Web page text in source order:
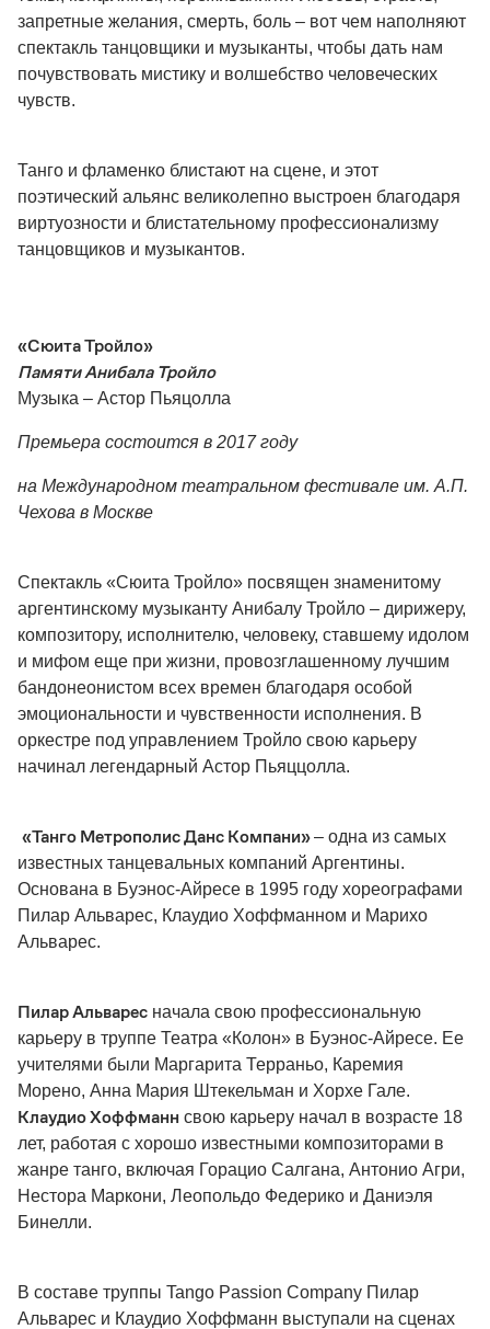
запретные желания, смерть, боль – вот чем наполняют
спектакль танцовщики и музыканты, чтобы дать нам
почувствовать мистику и волшебство человеческих
чувств.
Танго и фламенко блистают на сцене, и этот
поэтический альянс великолепно выстроен благодаря
виртуозности и блистательному профессионализму
танцовщиков и музыкантов.
«Сюита Тройло»
Памяти Анибала Тройло
Музыка – Астор Пьяцолла
Премьера состоится в 2017 году
на Международном театральном фестивале им. А.П.
Чехова в Москве
Спектакль «Сюита Тройло» посвящен знаменитому
аргентинскому музыканту Анибалу Тройло – дирижеру,
композитору, исполнителю, человеку, ставшему идолом
и мифом еще при жизни, провозглашенному лучшим
бандонеонистом всех времен благодаря особой
эмоциональности и чувственности исполнения. В
оркестре под управлением Тройло свою карьеру
начинал легендарный Астор Пьяццолла.
«Танго Метрополис Данс Компани»– одна из самых
известных танцевальных компаний Аргентины.
Основана в Буэнос-Айресе в 1995 году хореографами
Пилар Альварес, Клаудио Хоффманном и Марихо
Альварес.
Пилар Альварес начала свою профессиональную
карьеру в труппе Театра «Колон» в Буэнос-Айресе. Ее
учителями были Маргарита Терраньо, Каремия
Морено, Анна Мария Штекельман и Хорхе Гале.
Клаудио Хоффманн свою карьеру начал в возрасте 18
лет, работая с хорошо известными композиторами в
жанре танго, включая Горацио Салгана, Антонио Агри,
Нестора Маркони, Леопольдо Федерико и Даниэля
Бинелли.
В составе труппы Tango Passion Company Пилар
Альварес и Клаудио Хоффманн выступали на сценах